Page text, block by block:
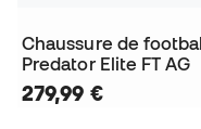
Chaussure de football
Predator Elite FT AG
279,99 €